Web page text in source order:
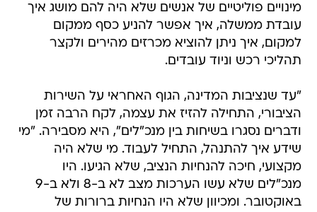
מינויים פוליטיים של אנשים שלא היה להם מושג איך
עובדת ממשלה, איך אפשר להניע כסף ממקום
למקום, איך ניתן להוציא מכרזים מהירים ולקצר
תהליכי רכש וניוד עובדים.
"עד שנציבות המדינה, הגוף האחראי על השירות
הציבורי, התחילה להזיז את עצמה, לקח הרבה זמן
ודברים נסגרו בשיחות בין מנכ"לים", היא מסבירה. "מי
שידע איך להתנהל, התחיל לעבוד. מי שלא היה
מקצועי, חיכה להנחיות הנציב, שלא הגיעו. היו
מנכ"לים שלא עשו הערכות מצב לא ב-8 ולא ב-9
באוקטובר. ומכיוון שלא היו הנחיות ברורות של